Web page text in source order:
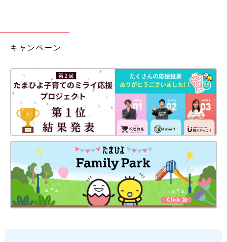
キャンペーン